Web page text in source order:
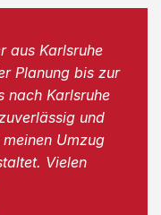
aus Karlsruhe
Planung bis zur
nach Karlsruhe
und
Umzug
Vielen